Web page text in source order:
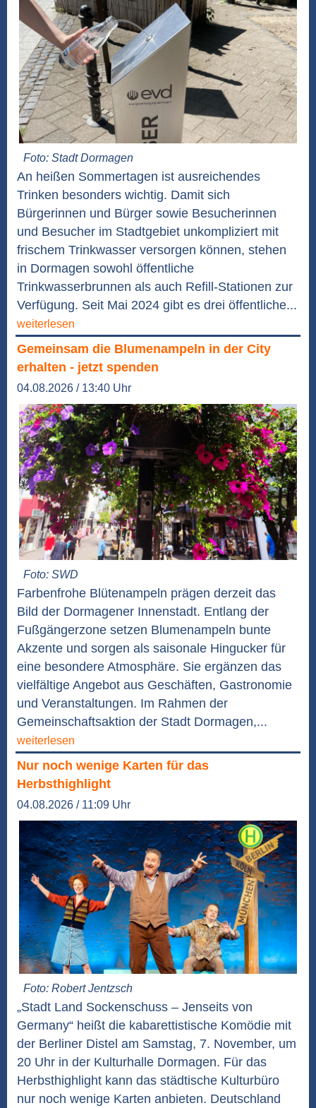
Foto: Stadt Dormagen
An heißen Sommertagen ist ausreichendes
Trinken besonders wichtig. Damit sich
Bürgerinnen und Bürger sowie Besucherinnen
und Besucher im Stadtgebiet unkompliziert mit
frischem Trinkwasser versorgen können, stehen
in Dormagen sowohl öffentliche
Trinkwasserbrunnen als auch Refill-Stationen zur
Verfügung. Seit Mai 2024 gibt es drei öffentliche...
weiterlesen
Gemeinsam die Blumenampeln in der City
erhalten - jetzt spenden
04.08.2026 / 13:40 Uhr
Foto: SWD
Farbenfrohe Blütenampeln prägen derzeit das
Bild der Dormagener Innenstadt. Entlang der
Fußgängerzone setzen Blumenampeln bunte
Akzente und sorgen als saisonale Hingucker für
eine besondere Atmosphäre. Sie ergänzen das
vielfältige Angebot aus Geschäften, Gastronomie
und Veranstaltungen. Im Rahmen der
Gemeinschaftsaktion der Stadt Dormagen,...
weiterlesen
Nur noch wenige Karten für das
Herbsthighlight
04.08.2026 / 11:09 Uhr
Foto: Robert Jentzsch
„Stadt Land Sockenschuss – Jenseits von
Germany“ heißt die kabarettistische Komödie mit
der Berliner Distel am Samstag, 7. November, um
20 Uhr in der Kulturhalle Dormagen. Für das
Herbsthighlight kann das städtische Kulturbüro
nur noch wenige Karten anbieten. Deutschland